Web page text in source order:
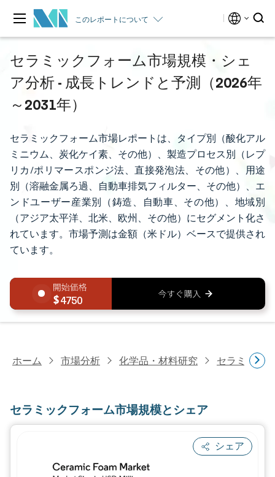
このレポートについて
セラミックフォーム市場規模・シェ
ア分析 - 成長トレンドと予測（2026年
～2031年）
セラミックフォーム市場レポートは、タイプ別（酸化アル
ミニウム、炭化ケイ素、その他）、製造プロセス別（レプ
リカ/ポリマースポンジ法、直接発泡法、その他）、用途
別（溶融金属ろ過、自動車排気フィルター、その他）、エ
ンドユーザー産業別（鋳造、自動車、その他）、地域別
（アジア太平洋、北米、欧州、その他）にセグメント化さ
れています。市場予測は金額（米ドル）ベースで提供され
ています。
4750
ホーム 市場分析 化学品・材料研究 セラミック
セラミックフォーム市場規模とシェア
シェア